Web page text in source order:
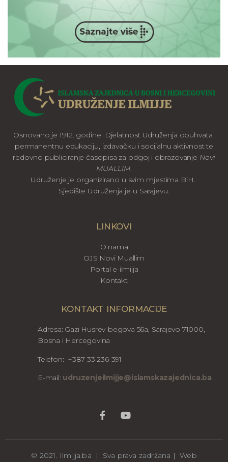
Osnovano je 1912. godine. Djelatnost Udruženja obuhvata
permanentnu edukaciju, izdavačku i socijalnu aktivnost te
redovno publiciranje časopisa za odgoj i obrazovanje Novi
MUALLIM.
Udruženje je organizirano u svim mjestima BiH.
Sjedište Udruženja je u Sarajevu.
LINKOVI
O nama
OJS Novi Muallim
Portal e-ilmijja
Kontakt
KONTAKT INFORMACIJE
Adresa: Gazi Husrev-begova 56a, Sarajevo 71000,
Bosna i Hercegovina
Telefon: +387 33 236-391
E-mail: udruzenjeilmijje@islamskazajednica.ba
© 2021. Ilmijja.ba | Sva prava zadržana | Web